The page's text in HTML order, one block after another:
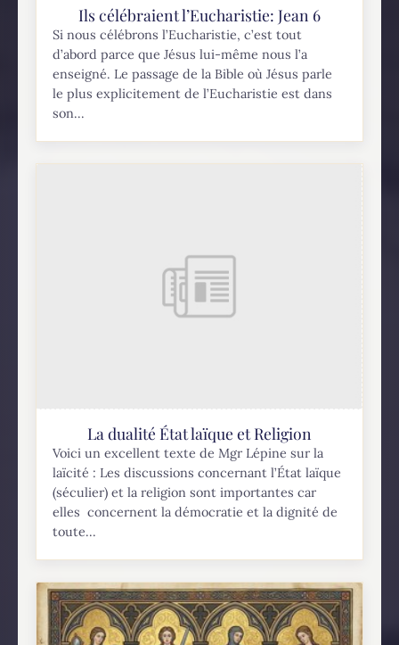
Ils célébraient l’Eucharistie: Jean 6
Si nous célébrons l’Eucharistie, c’est tout
d’abord parce que Jésus lui-même nous l’a
enseigné. Le passage de la Bible où Jésus parle
le plus explicitement de l’Eucharistie est dans
son...
La dualité État laïque et Religion
Voici un excellent texte de Mgr Lépine sur la
laïcité : Les discussions concernant l’État laïque
(séculier) et la religion sont importantes car
elles concernent la démocratie et la dignité de
toute...